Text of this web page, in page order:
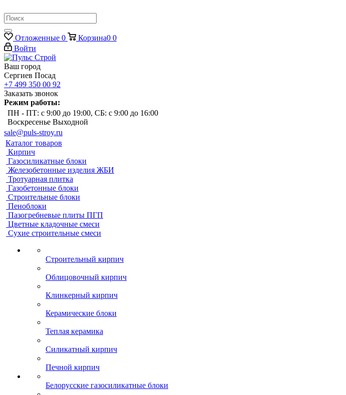
Отложенные 0 Корзина0 0
Войти
Ваш город
Сергиев Посад
+7 499 350 00 92
Заказать звонок
Режим работы:
ПН - ПТ: с 9:00 до 19:00, СБ: с 9:00 до 16:00
Воскресенье Выходной
sale@puls-stroy.ru
Каталог товаров
Кирпич
Газосиликатные блоки
Железобетонные изделия ЖБИ
Тротуарная плитка
Газобетонные блоки
Строительные блоки
Пеноблоки
Пазогребневые плиты ПГП
Цветные кладочные смеси
Сухие строительные смеси
Строительный кирпич
Облицовочный кирпич
Клинкерный кирпич
Керамические блоки
Теплая керамика
Силикатный кирпич
Печной кирпич
Белорусские газосиликатные блоки